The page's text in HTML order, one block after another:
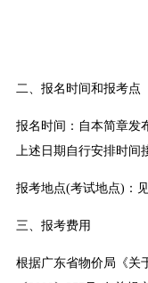
二、报名时间和报考点
报名时间：自本简章发
上述日期自行安排时间
报考地点(考试地点)：见
三、报考费用
根据广东省物价局《关